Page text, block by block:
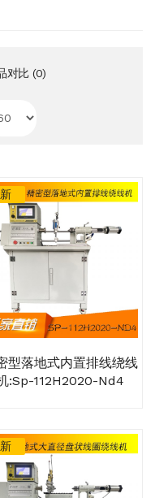
对比 (0)
新
型落地式内置排线绕线
:sp-112H2020-Nd4
新